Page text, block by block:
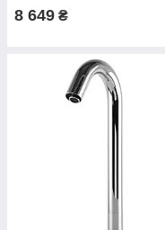
8 649 ₴